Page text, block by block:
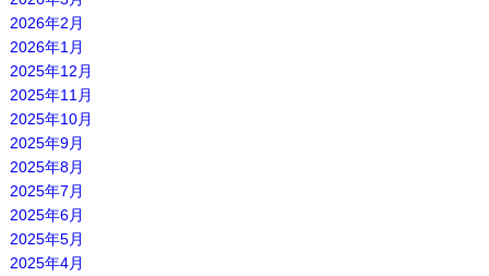
2026年2月
2026年1月
2025年12月
2025年11月
2025年10月
2025年9月
2025年8月
2025年7月
2025年6月
2025年5月
2025年4月